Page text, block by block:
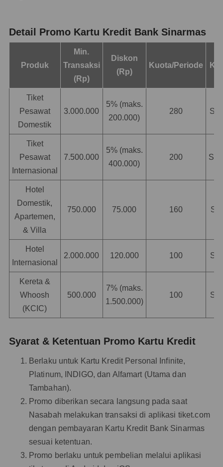
Detail Promo Kartu Kredit Bank Sinarmas
Produk
Min.
Transaksi
(Rp)
Diskon
(Rp)
Kuota/Periode
Tiket
Pesawat
Domestik
3.000.000
5% (maks.
200.000)
280
Tiket
Pesawat
Internasional
7.500.000
5% (maks.
400.000)
200
Hotel
Domestik,
Apartemen,
& Villa
750.000 75.000 160
Hotel
Internasional
2.000.000 120.000 100
Kereta &
Whoosh
(KCIC)
500.000
7% (maks.
1.500.000)
100
Syarat & Ketentuan Promo Kartu Kredit
Berlaku untuk Kartu Kredit Personal Infinite,
Platinum, INDIGO, dan Alfamart (Utama dan
Tambahan).
Promo diberikan secara langsung pada saat
Nasabah melakukan transaksi di aplikasi tiket.com
dengan pembayaran Kartu Kredit Bank Sinarmas
sesuai ketentuan.
Promo berlaku untuk pembelian melalui aplikasi